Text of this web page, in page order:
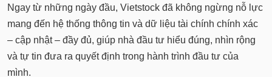
Ngay từ những ngày đầu, Vietstock đã không ngừng nỗ lực
mang đến hệ thống thông tin và dữ liệu tài chính chính xác
– cập nhật – đầy đủ, giúp nhà đầu tư hiểu đúng, nhìn rộng
và tự tin đưa ra quyết định trong hành trình đầu tư của
mình.